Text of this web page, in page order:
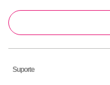
Suporte